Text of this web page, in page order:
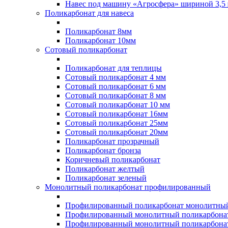
Навес под машину «Агросфера» шириной 3,5
Поликарбонат для навеса
Поликарбонат 8мм
Поликарбонат 10мм
Сотовый поликарбонат
Поликарбонат для теплицы
Сотовый поликарбонат 4 мм
Сотовый поликарбонат 6 мм
Сотовый поликарбонат 8 мм
Сотовый поликарбонат 10 мм
Сотовый поликарбонат 16мм
Сотовый поликарбонат 25мм
Сотовый поликарбонат 20мм
Поликарбонат прозрачный
Поликарбонат бронза
Коричневый поликарбонат
Поликарбонат желтый
Поликарбонат зеленый
Монолитный поликарбонат профилированный
Профилированный поликарбонат
Профилированный монолитный
Профилированный монолитный